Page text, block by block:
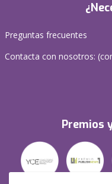
Preguntas frecuentes
Contacta con nosotros: (
Premios